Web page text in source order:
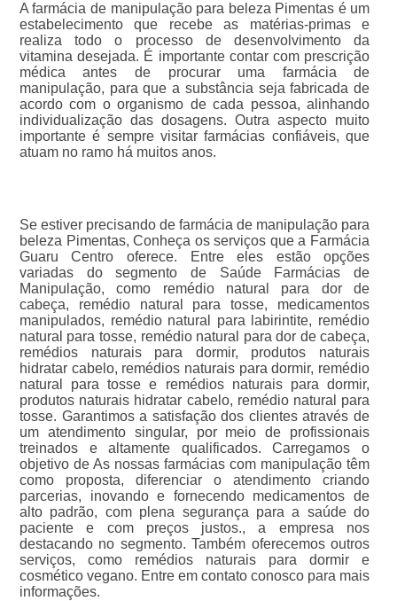
A farmácia de manipulação para beleza Pimentas é um
estabelecimento que recebe as matérias-primas e
realiza todo o processo de desenvolvimento da
vitamina desejada. É importante contar com prescrição
médica antes de procurar uma farmácia de
manipulação, para que a substância seja fabricada de
acordo com o organismo de cada pessoa, alinhando
individualização das dosagens. Outra aspecto muito
importante é sempre visitar farmácias confiáveis, que
atuam no ramo há muitos anos.
Se estiver precisando de farmácia de manipulação para
beleza Pimentas, Conheça os serviços que a Farmácia
Guaru Centro oferece. Entre eles estão opções
variadas do segmento de Saúde Farmácias de
Manipulação, como remédio natural para dor de
cabeça, remédio natural para tosse, medicamentos
manipulados, remédio natural para labirintite, remédio
natural para tosse, remédio natural para dor de cabeça,
remédios naturais para dormir, produtos naturais
hidratar cabelo, remédios naturais para dormir, remédio
natural para tosse e remédios naturais para dormir,
produtos naturais hidratar cabelo, remédio natural para
tosse. Garantimos a satisfação dos clientes através de
um atendimento singular, por meio de profissionais
treinados e altamente qualificados. Carregamos o
objetivo de As nossas farmácias com manipulação têm
como proposta, diferenciar o atendimento criando
parcerias, inovando e fornecendo medicamentos de
alto padrão, com plena segurança para a saúde do
paciente e com preços justos., a empresa nos
destacando no segmento. Também oferecemos outros
serviços, como remédios naturais para dormir e
cosmético vegano. Entre em contato conosco para mais
informações.